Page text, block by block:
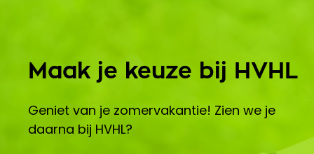
Maak je keuze bij HVHL
Geniet van je zomervakantie! Zien we je
daarna bij HVHL?